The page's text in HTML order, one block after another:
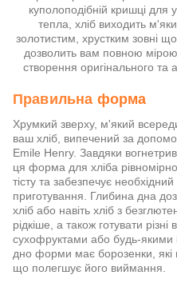
куполоподібній кришці для
тепла, хліб виходить
золотистим, хрустким зовні
дозволить вам повною
створення оригінального та
Правильна форма
Хрумкий зверху, м'який
ваш хліб, випечений за
Emile Henry. Завдяки
ця форма для хліба
тісту та забезпечує необхідний
приготування. Глибина дна
хліб або навіть хліб з
рідкіше, а також готувати різні
сухофруктами або будь-якими
дно форми має борозенки, які
що полегшує його виймання.